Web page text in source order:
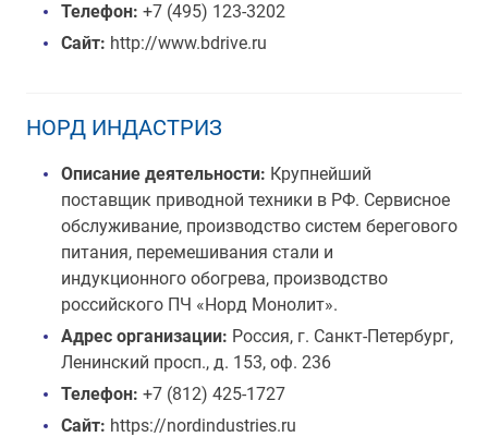
Телефон: +7 (495) 123-3202
Сайт: http://www.bdrive.ru
НОРД ИНДАСТРИЗ
Описание деятельности: Крупнейший
поставщик приводной техники в РФ. Сервисное
обслуживание, производство систем берегового
питания, перемешивания стали и
индукционного обогрева, производство
российского ПЧ «Норд Монолит».
Адрес организации: Россия, г. Санкт-Петербург,
Ленинский просп., д. 153, оф. 236
Телефон: +7 (812) 425-1727
Сайт: https://nordindustries.ru